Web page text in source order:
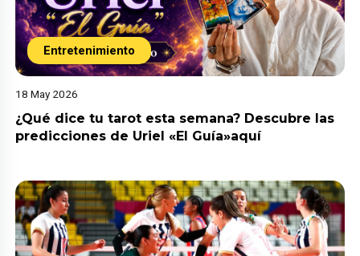
Entretenimiento
18 May 2026
¿Qué dice tu tarot esta semana? Descubre las
predicciones de Uriel «El Guía»aquí